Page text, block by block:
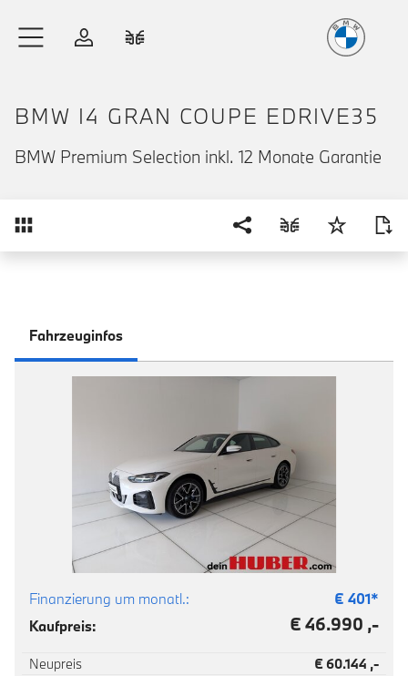
Anmelden
BMW I4 GRAN COUPE EDRIVE35
BMW Premium Selection inkl. 12 Monate Garantie
Fahrzeuginfos
Finanzierung um monatl.: € 401*
Kaufpreis:
€ 46.990 ,-
Neupreis
€ 60.144 ,-